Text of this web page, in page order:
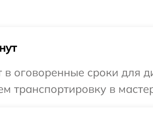
оговоренные сроки для
транспортировку в